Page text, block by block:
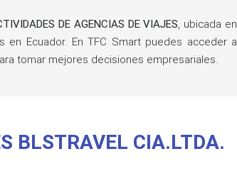
DE AGENCIAS DE VIAJES, ubicada en
en Ecuador. En TFC Smart puedes acceder a
tomar mejores decisiones empresariales.
BLSTRAVEL CIA.LTDA.